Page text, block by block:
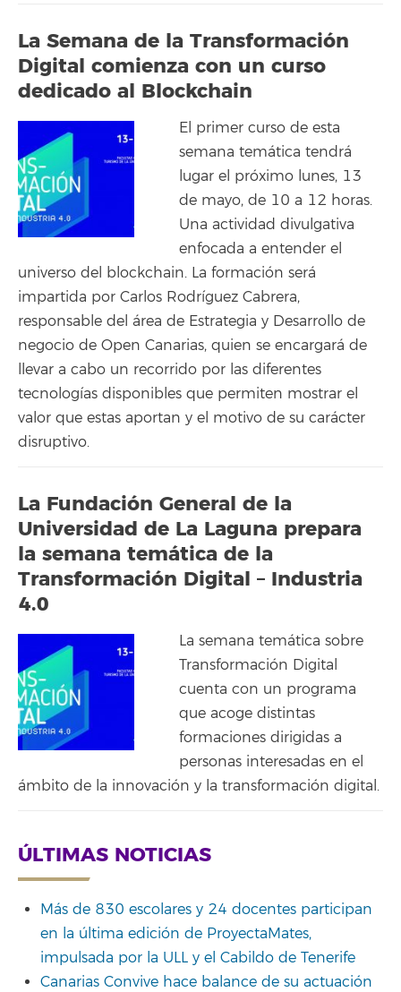
La Semana de la Transformación
Digital comienza con un curso
dedicado al Blockchain
El primer curso de esta
semana temática tendrá
lugar el próximo lunes, 13
de mayo, de 10 a 12 horas.
Una actividad divulgativa
enfocada a entender el
universo del blockchain. La formación será
impartida por Carlos Rodríguez Cabrera,
responsable del área de Estrategia y Desarrollo de
negocio de Open Canarias, quien se encargará de
llevar a cabo un recorrido por las diferentes
tecnologías disponibles que permiten mostrar el
valor que estas aportan y el motivo de su carácter
disruptivo.
La Fundación General de la
Universidad de La Laguna prepara
la semana temática de la
Transformación Digital – Industria
4.0
La semana temática sobre
Transformación Digital
cuenta con un programa
que acoge distintas
formaciones dirigidas a
personas interesadas en el
ámbito de la innovación y la transformación digital.
ÚLTIMAS NOTICIAS
Más de 830 escolares y 24 docentes participan
en la última edición de ProyectaMates,
impulsada por la ULL y el Cabildo de Tenerife
Canarias Convive hace balance de su actuación